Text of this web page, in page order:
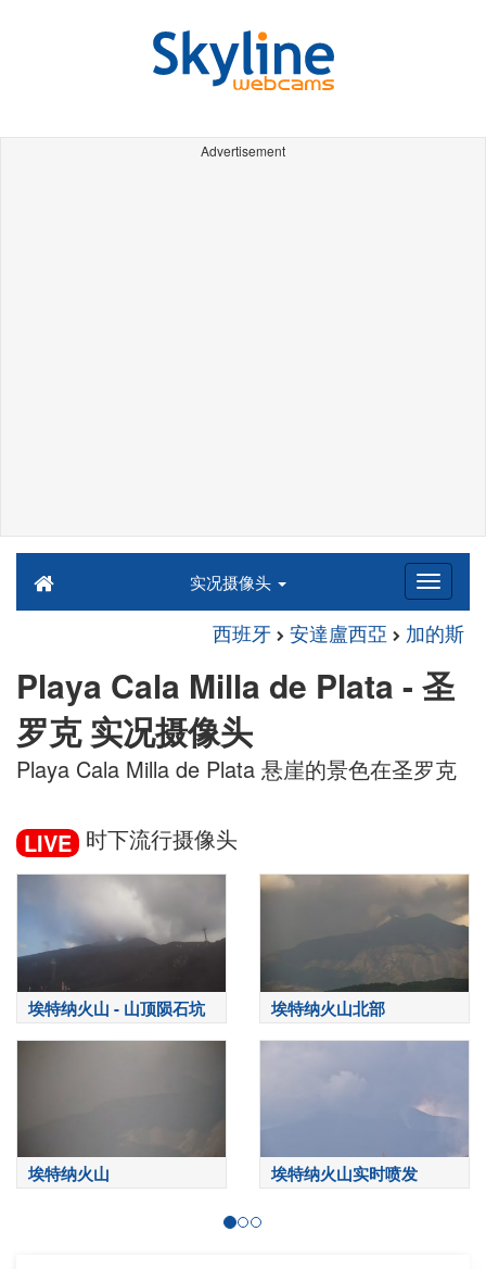
Advertisement
实况摄像头
西班牙 安達盧西亞 加的斯
Playa Cala Milla de Plata - 圣
罗克 实况摄像头
Playa Cala Milla de Plata 悬崖的景色在圣罗克
LIVE 时下流行摄像头
埃特纳火山 - 山顶陨石坑 埃特纳火山北部
埃特纳火山 埃特纳火山实时喷发